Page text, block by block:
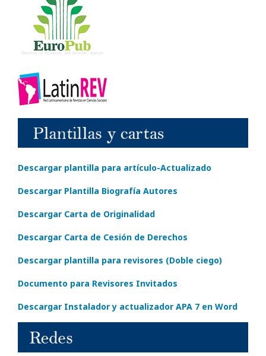
Descargar plantilla para artículo-Actualizado
Descargar Plantilla Biografía Autores
Descargar Carta de Originalidad
Descargar Carta de Cesión de Derechos
Descargar plantilla para revisores (Doble ciego)
Documento para Revisores Invitados
Descargar Instalador y actualizador APA 7 en Word